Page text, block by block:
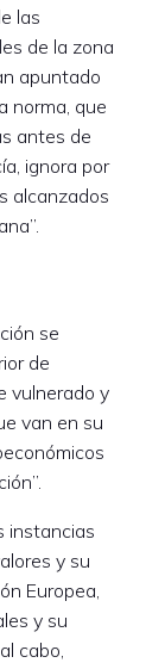
las
de la zona
apuntado
norma, que
antes de
ignora por
alcanzados
se
de
vulnerado y
van en su
instancias
y su
Europea,
y su
cabo,